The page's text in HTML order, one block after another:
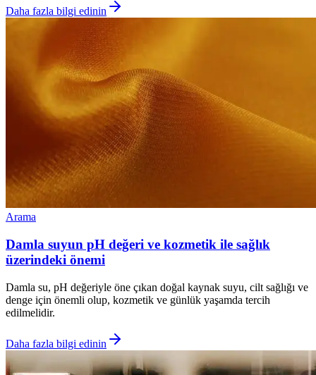
Daha fazla bilgi edinin
Arama
Damla suyun pH değeri ve kozmetik ile sağlık
üzerindeki önemi
Damla su, pH değeriyle öne çıkan doğal kaynak suyu, cilt sağlığı ve
denge için önemli olup, kozmetik ve günlük yaşamda tercih
edilmelidir.
Daha fazla bilgi edinin